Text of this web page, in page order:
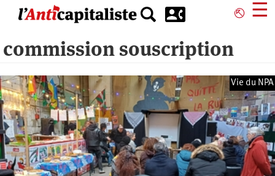
principal
⎋ ☰
commission souscription
Vie du NPA